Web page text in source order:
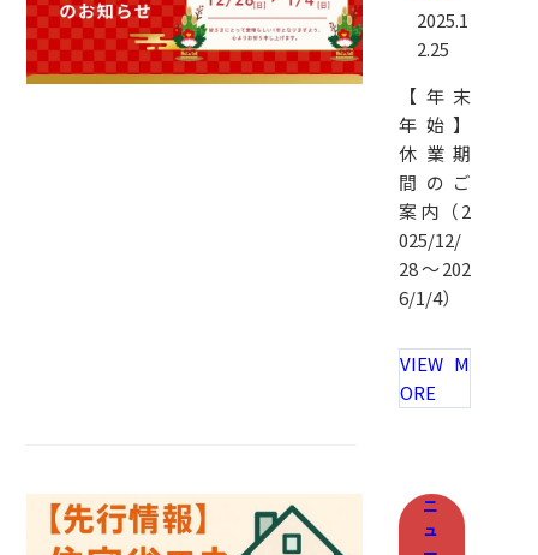
2025.1
2.25
【年末
年始】
休業期
間のご
案内（2
025/12/
28～202
6/1/4）
VIEW M
ORE
ニ
ュ